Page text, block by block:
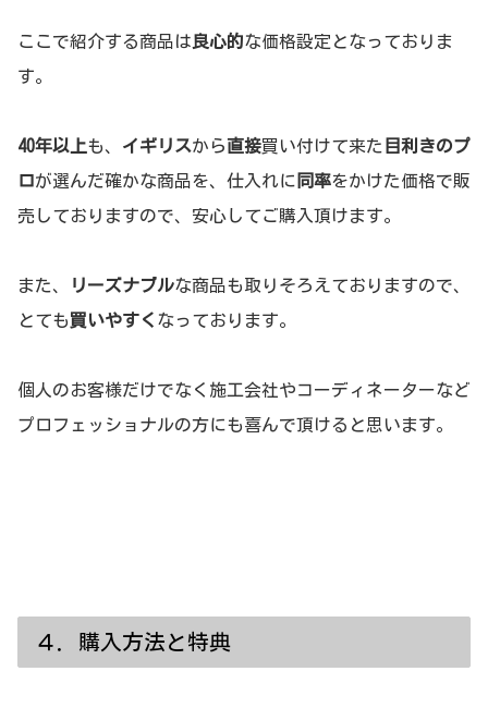
ここで紹介する商品は良心的な価格設定となっておりま
す。
40年以上も、 イギリスから直接買い付けて来た 目利きのプ
ロ が選んだ確かな商品を、仕入れに 同率をかけた価格で販
売しておりますので、安心してご購入頂けます。
また、 リーズナブルな商品も取りそろえておりますので、
とても買いやすく なっております。
個人のお客様だけでなく施工会社やコーディネーターなど
プロフェッショナルの方にも喜んで頂けると思います。
４．購入方法と特典